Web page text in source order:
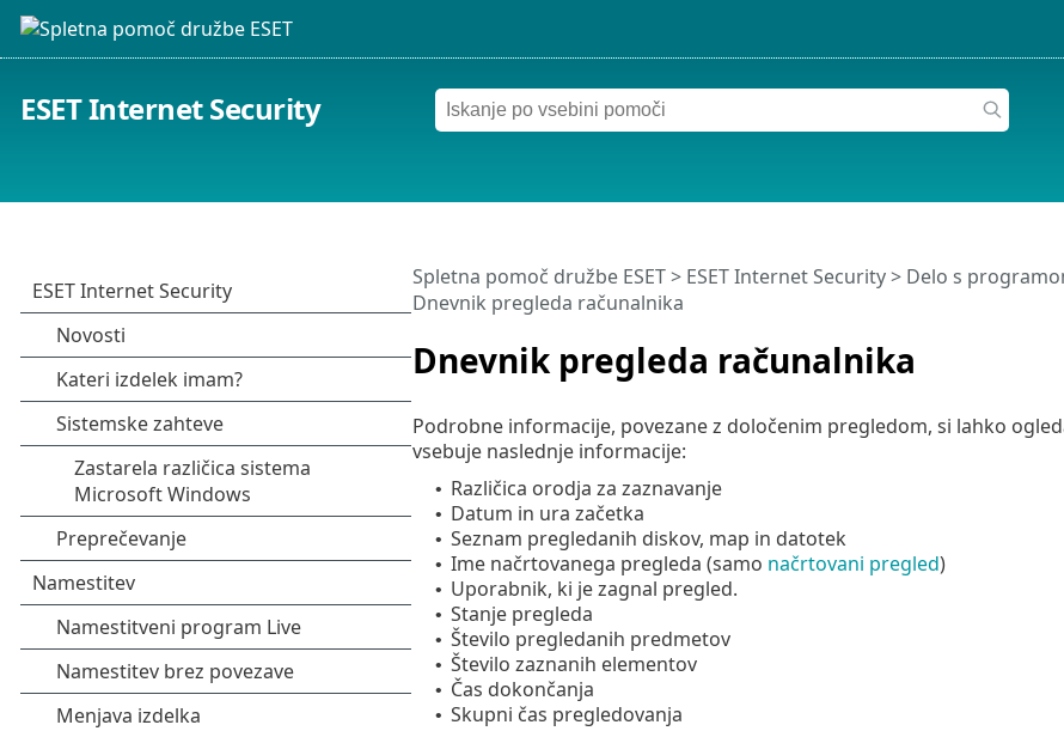
ESET Internet Security
Dnevnik pregleda računalnika
Spletna pomoč družbe ESET> ESET Internet Security> Delo s
Dnevnik pregleda računalnika
Podrobne informacije, povezane z določenim pregledom, si lahko
vsebuje naslednje informacije:
• Različica orodja za zaznavanje
• Datum in ura začetka
• Seznam pregledanih diskov, map in datotek
• Ime načrtovanega pregleda (samo načrtovani pregled)
• Uporabnik, ki je zagnal pregled.
• Stanje pregleda
• Število pregledanih predmetov
• Število zaznanih elementov
• Čas dokončanja
• Skupni čas pregledovanja